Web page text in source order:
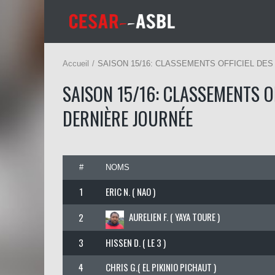
Accueil SAISON 15/16: CLASSEMENTS OFFICIEL
SAISON 15/16: CLASSEMENTS
DERNIÈRE JOURNÉE
# NOMS
1 ERIC N. ( NAO )
2 AURELIEN F. ( YAYA TOURE )
3 HISSEN D. ( LE 3 )
4 CHRIS G.( EL PIKINIO PICHAUT )